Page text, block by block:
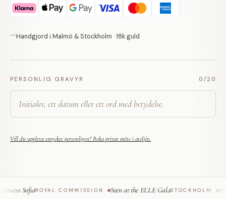
Handgjord i Malmö & Stockholm · 18k guld
PERSONLIG GRAVYR 0 /20
Vill du uppleva smycket personligen? Boka privat möte i ateljén.
SofiaROYAL COMMISSION· Seen at the ELLE GalaSTOCKHOLM ·